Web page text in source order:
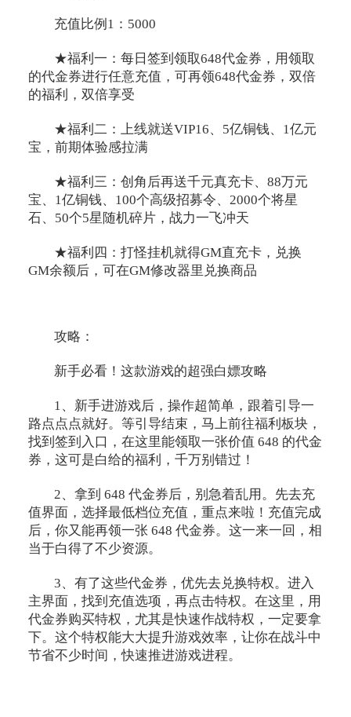
充值比例1：5000
★福利一：每日签到领取648代金券，用领取
的代金券进行任意充值，可再领648代金券，双倍
的福利，双倍享受
★福利二：上线就送VIP16、5亿铜钱、1亿元
宝，前期体验感拉满
★福利三：创角后再送千元真充卡、88万元
宝、1亿铜钱、100个高级招募令、2000个将星
石、50个5星随机碎片，战力一飞冲天
★福利四：打怪挂机就得GM直充卡，兑换
GM余额后，可在GM修改器里兑换商品
攻略：
新手必看！这款游戏的超强白嫖攻略
1、新手进游戏后，操作超简单，跟着引导一
路点点点就好。等引导结束，马上前往福利板块，
找到签到入口，在这里能领取一张价值 648 的代金
券，这可是白给的福利，千万别错过！
2、拿到 648 代金券后，别急着乱用。先去充
值界面，选择最低档位充值，重点来啦！充值完成
后，你又能再领一张 648 代金券。这一来一回，相
当于白得了不少资源。
3、有了这些代金券，优先去兑换特权。进入
主界面，找到充值选项，再点击特权。在这里，用
代金券购买特权，尤其是快速作战特权，一定要拿
下。这个特权能大大提升游戏效率，让你在战斗中
节省不少时间，快速推进游戏进程。